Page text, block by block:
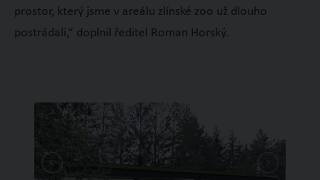
prostor, který jsme v areálu zlínské zoo už dlouho
postrádali,“ doplnil ředitel Roman Horský.